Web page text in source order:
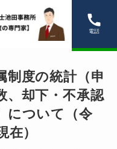
電話
制度の統計（申
、却下・不承認
について（令
在）